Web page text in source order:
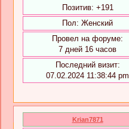
Позитив: +191
Пол: Женский
Провел на форуме:
7 дней 16 часов
Последний визит:
07.02.2024 11:38:44 pm
Krian7871